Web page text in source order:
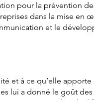
pour la prévention
dans la mise en
et le
et à ce qu’elle apporte
lui a donné le goût des